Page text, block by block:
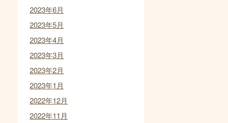
2023年6月
2023年5月
2023年4月
2023年3月
2023年2月
2023年1月
2022年12月
2022年11月